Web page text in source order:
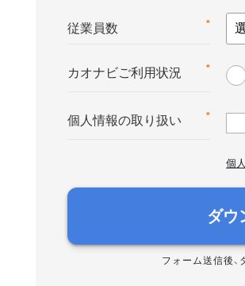
*
従業員数
*
カオナビご利用状況
*
個人情報の取り扱い
個
ダウ
フォーム送信後